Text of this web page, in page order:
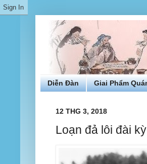
Diễn Đàn Giai Phẩm
12 THG 3, 2018
Loạn đả lôi đài